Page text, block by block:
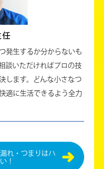
発生するか分からないも
談いただければプロの技
します。どんな小さなつ
適に生活できるよう全力
れ・つまりはハ
！